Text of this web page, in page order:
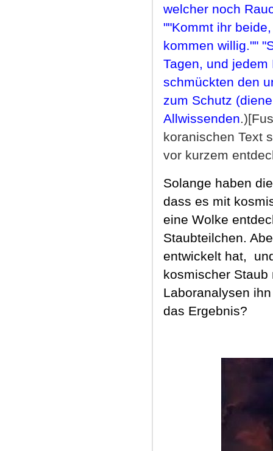
welcher noch
""Kommt ihr
kommen willig.""
Tagen, und
schmückten den
zum Schutz
Allwissenden
koranischen Text
vor kurzem
Solange haben
dass es mit
eine Wolke
Staubteilchen.
entwickelt hat,
kosmischer
Laboranalysen
das Ergebnis?